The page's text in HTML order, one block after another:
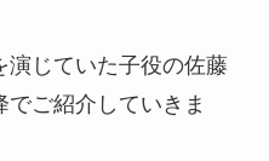
演じていた子役の佐藤
でご紹介していきま